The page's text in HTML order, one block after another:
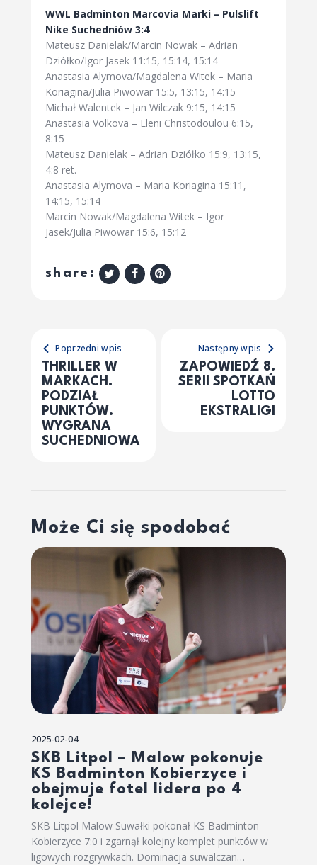
WWL Badminton Marcovia Marki – Pulslift
Nike Suchedniów 3:4
Mateusz Danielak/Marcin Nowak – Adrian
Dziółko/Igor Jasek 11:15, 15:14, 15:14
Anastasia Alymova/Magdalena Witek – Maria
Koriagina/Julia Piwowar 15:5, 13:15, 14:15
Michał Walentek – Jan Wilczak 9:15, 14:15
Anastasia Volkova – Eleni Christodoulou 6:15,
8:15
Mateusz Danielak – Adrian Dziółko 15:9, 13:15,
4:8 ret.
Anastasia Alymova – Maria Koriagina 15:11,
14:15, 15:14
Marcin Nowak/Magdalena Witek – Igor
Jasek/Julia Piwowar 15:6, 15:12
share:
Poprzedni wpis
THRILLER W
MARKACH.
PODZIAŁ
PUNKTÓW.
WYGRANA
SUCHEDNIOWA
Następny wpis
ZAPOWIEDŹ 8.
SERII SPOTKAŃ
LOTTO
EKSTRALIGI
Może Ci się spodobać
2025-02-04
SKB Litpol – Malow pokonuje
KS Badminton Kobierzyce i
obejmuje fotel lidera po 4
kolejce!
SKB Litpol Malow Suwałki pokonał KS Badminton
Kobierzyce 7:0 i zgarnął kolejny komplet punktów w
ligowych rozgrywkach. Dominacja suwalczan…